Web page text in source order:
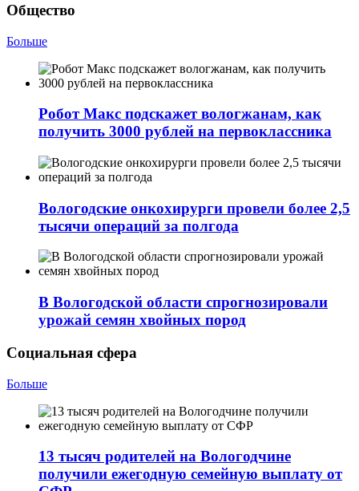
Общество
Больше
Робот Макс подскажет вологжанам, как
получить 3000 рублей на первоклассника
Вологодские онкохирурги провели более 2,5
тыcячи операций за полгода
В Вологодской области спрогнозировали
урожай семян хвойных пород
Социальная сфера
Больше
13 тысяч родителей на Вологодчине
получили ежегодную семейную выплату от